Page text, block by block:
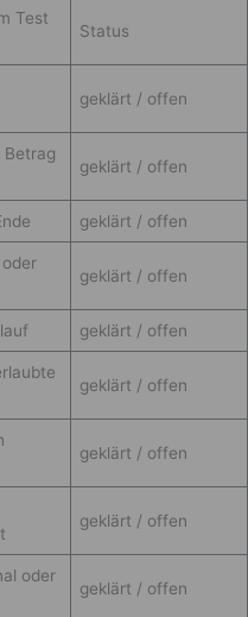
Test
Status
geklärt / offen
Betrag
geklärt / offen
geklärt / offen
geklärt / offen
geklärt / offen
geklärt / offen
geklärt / offen
geklärt / offen
oder
geklärt / offen